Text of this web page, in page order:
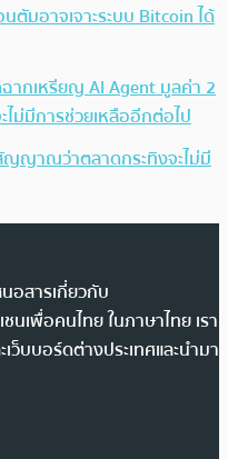
ตัมอาจเจาะระบบ Bitcoin ได้
ากเหรียญ AI Agent มูลค่า 2
ม่มีการช่วยเหลืออีกต่อไป
ญาณว่าตลาดกระทิงจะไม่มี
อสารเกี่ยวกับ
นเพื่อคนไทย ในภาษาไทย เรา
ว็บบอร์ดต่างประเทศและนำมา